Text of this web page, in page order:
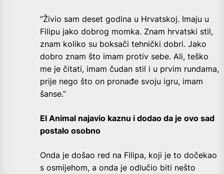
“Živio sam deset godina u Hrvatskoj. Imaju u
Filipu jako dobrog momka. Znam hrvatski stil,
znam koliko su boksači tehnički dobri. Jako
dobro znam što imam protiv sebe. Ali, teško
me je čitati, imam čudan stil i u prvim rundama,
prije nego što on pronađe svoju igru, imam
šanse.”
El Animal najavio kaznu i dodao da je ovo sad
postalo osobno
Onda je došao red na Filipa, koji je to dočekao
s osmijehom, a onda je odlučio biti nešto